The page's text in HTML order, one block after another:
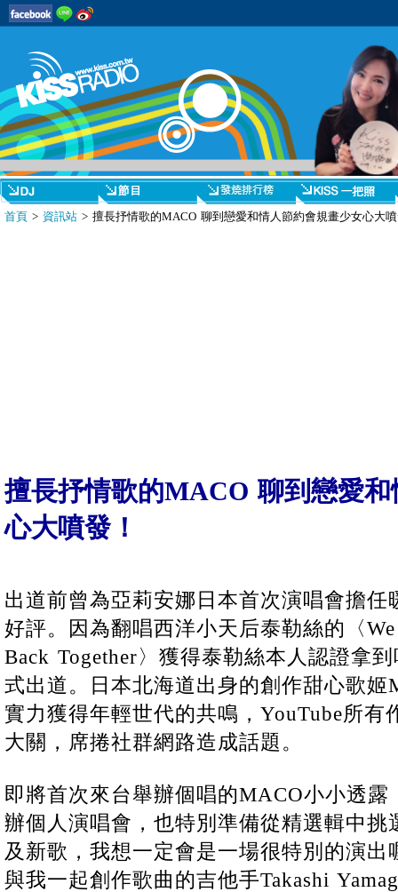
首頁 > 資訊站 > 擅長抒情歌的MACO 聊到戀愛和情人節約會規畫少女心大
擅長抒情歌的MACO 聊到戀愛
心大噴發！
出道前曾為亞莉安娜日本首次演唱會擔
好評。因為翻唱西洋小天后泰勒絲的〈
Back Together〉獲得泰勒絲本人認證拿
式出道。日本北海道出身的創作甜心歌
實力獲得年輕世代的共鳴，YouTube所有
大關，席捲社群網路造成話題。
即將首次來台舉辦個唱的MACO小小透
辦個人演唱會，也特別準備從精選輯中挑
及新歌，我想一定會是一場很特別的演
與我一起創作歌曲的吉他手Takashi